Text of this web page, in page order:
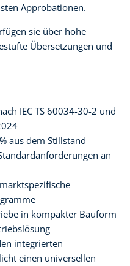
Approbationen.
sie über hohe
Übersetzungen und
IEC TS 60034-30-2 und
aus dem Stillstand
an
in kompakter Bauform
integrierten
einen universellen